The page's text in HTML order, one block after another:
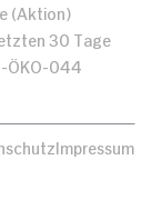
(Aktion)
30 Tage
ÖKO-044
Impressum